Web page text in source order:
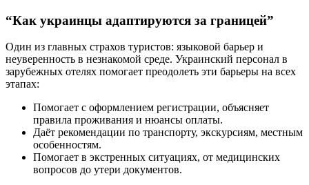
“Как украинцы адаптируются за границей”
Один из главных страхов туристов: языковой барьер и
неуверенность в незнакомой среде. Украинский персонал в
зарубежных отелях помогает преодолеть эти барьеры на всех
этапах:
Помогает с оформлением регистрации, объясняет
правила проживания и нюансы оплаты.
Даёт рекомендации по транспорту, экскурсиям, местным
особенностям.
Помогает в экстренных ситуациях, от медицинских
вопросов до утери документов.